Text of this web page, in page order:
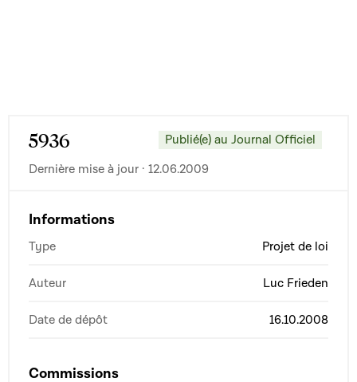
5936
Publié(e) au Journal Officiel
Dernière mise à jour · 12.06.2009
Informations
Type Projet de loi
Auteur Luc Frieden
Date de dépôt 16.10.2008
Commissions